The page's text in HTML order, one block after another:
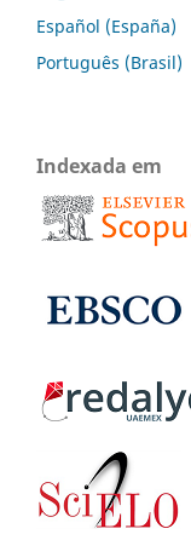
Español (España)
Português (Brasil)
Indexada em